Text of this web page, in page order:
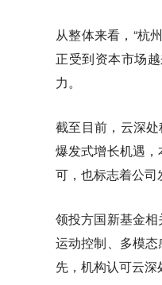
从整体来看，“杭
正受到资本市场
力。
截至目前，云深
爆发式增长机遇
可，也标志着公司
领投方国新基金
运动控制、多模
先，机构认可云深